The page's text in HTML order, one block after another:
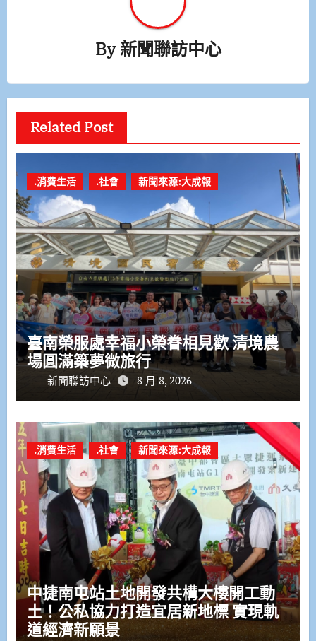
By新聞聯訪中心
Related Post
.消費生活 .社會 新聞來源:大成報
臺南榮服處幸福小榮眷相見歡 清境農
場圓滿築夢微旅行
新聞聯訪中心 8 月 8, 2026
.消費生活 .社會 新聞來源:大成報
中捷南屯站土地開發共構大樓開工動
土！公私協力打造宜居新地標 實現軌
道經濟新願景